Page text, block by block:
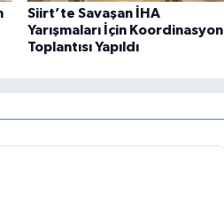
Siirt’te Savaşan İHA
Yarışmaları İçin Koordinasyon
Toplantısı Yapıldı